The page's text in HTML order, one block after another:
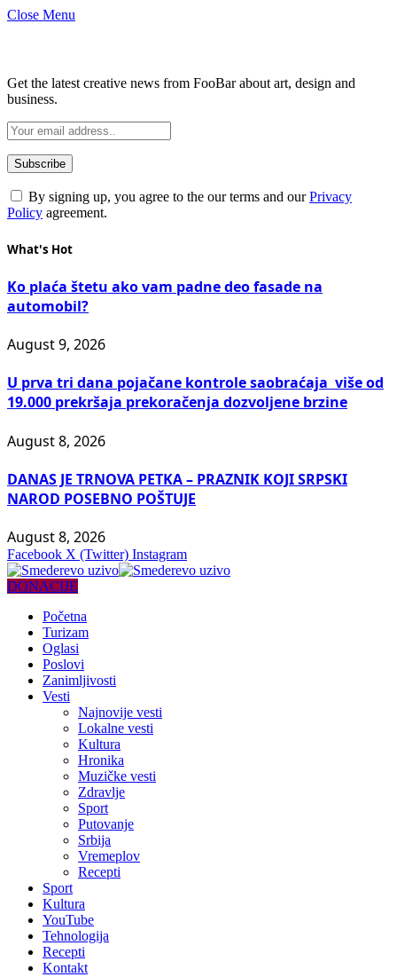
Close Menu
Get the latest creative news from FooBar about art, design and
business.
By signing up, you agree to the our terms and ourPrivacy
Policy agreement.
What's Hot
Ko plaća štetu ako vam padne deo fasade na
automobil?
August 9, 2026
U prva tri dana pojačane kontrole saobraćaja više od
19.000 prekršaja prekoračenja dozvoljene brzine
August 8, 2026
DANAS JE TRNOVA PETKA – PRAZNIK KOJI SRPSKI
NAROD POSEBNO POŠTUJE
August 8, 2026
Facebook X (Twitter) Instagram
DONACIJE
Početna
Turizam
Oglasi
Poslovi
Zanimljivosti
Vesti
Najnovije vesti
Lokalne vesti
Kultura
Hronika
Muzičke vesti
Zdravlje
Sport
Putovanje
Srbija
Vremeplov
Recepti
Sport
Kultura
YouTube
Tehnologija
Recepti
Kontakt